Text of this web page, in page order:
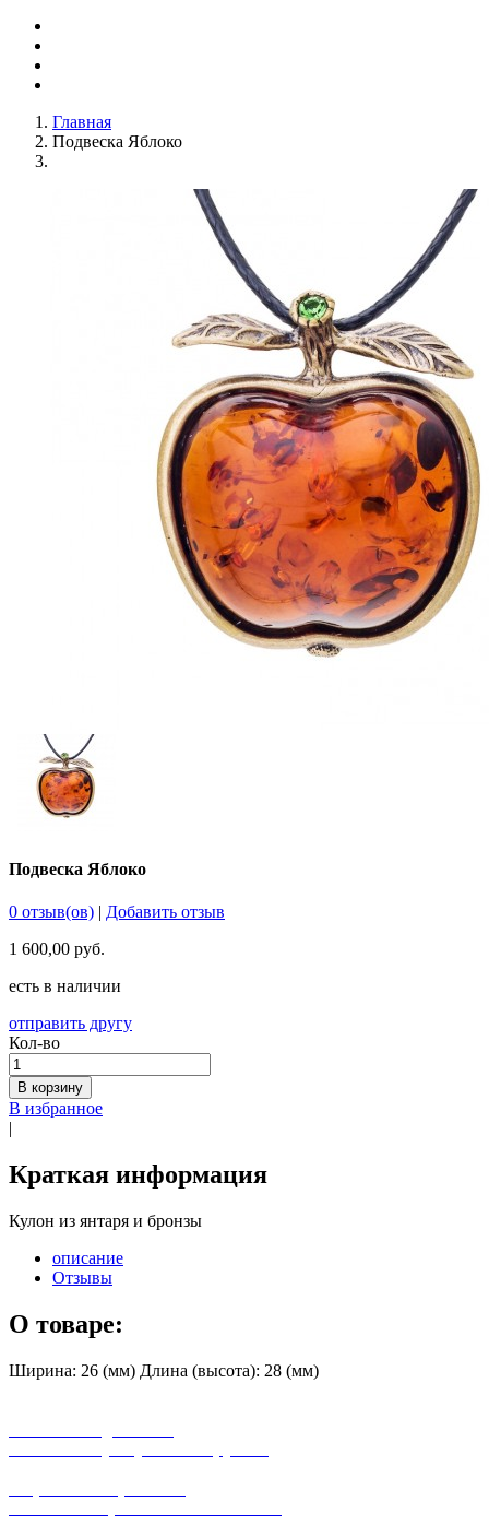
Главная
Подвеска Яблоко
Подвеска Яблоко
0 отзыв(ов) | Добавить отзыв
1 600,00 руб.
есть в наличии
отправить другу
Кол-во
В корзину
В избранное
|
Краткая информация
Кулон из янтаря и бронзы
описание
Отзывы
О товаре:
Ширина: 26 (мм) Длина (высота): 28 (мм)